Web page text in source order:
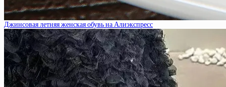
Джинсовая летняя женская обувь на Алиэкспресс